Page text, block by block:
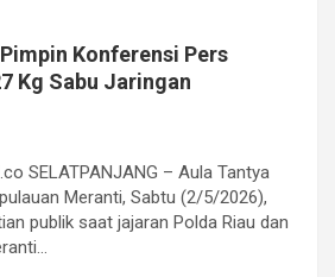
Konferensi Pers
Kg Sabu Jaringan
– Aula Tantya
Meranti, Sabtu (2/5/2026),
publik saat jajaran Polda Riau dan